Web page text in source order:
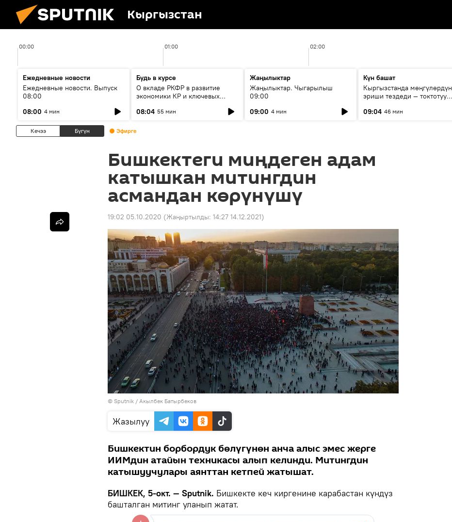
Кыргызстан
00:00 01:00 02:00
Ежедневные новости
Ежедневные новости. Выпуск
08:00
08:00 4 мин
Будь в курсе
О вкладе РКФР в развитие
экономики КР и ключевых
08:04 55 мин
Жаңылыктар
Жаңылыктар. Чыгарылыш
09:00
09:00 4 мин
Күн башат
Кыргызстанда мөңгүлөрдүн
эриши тездеди — токтотуу
09:04 46 мин
Кечээ Бүгүн Эфирге
Бишкектеги миңдеген адам
катышкан митингдин
асмандан көрүнүшү
19:02 05.10.2020 (Жаңыртылды: 14:27 14.12.2021)
© Sputnik / Акылбек Батырбеков
Жазылуу
Бишкектин борбордук бөлүгүнөн анча алыс эмес жерге
ИИМдин атайын техникасы алып келинди. Митингдин
катышуучулары аянттан кетпей жатышат.
БИШКЕК, 5-окт. — Sputnik. Бишкекте кеч киргенине карабастан күндүз
башталган митинг уланып жатат.